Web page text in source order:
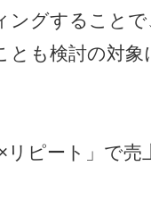
ングすること
とも検討の対象
リピート」で売